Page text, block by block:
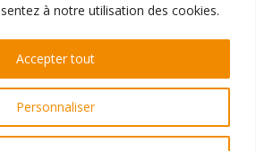
à notre utilisation des cookies.
Personnaliser
Accepter tout
510 0510